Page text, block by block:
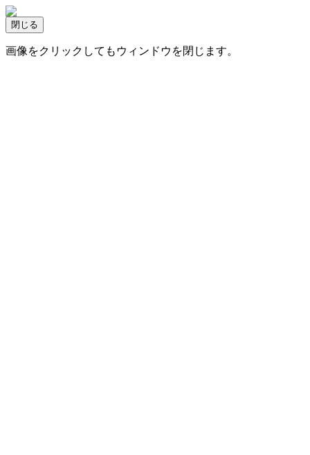
画像をクリックしてもウィンドウを閉じます。